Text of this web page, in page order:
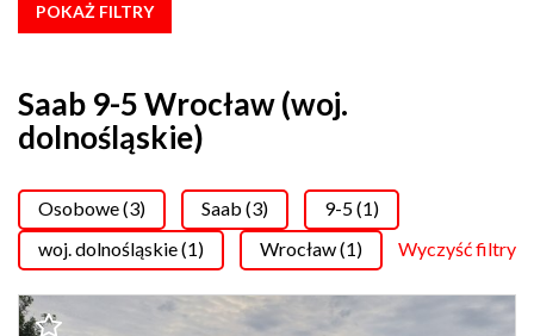
POKAŻ FILTRY
Saab 9-5 Wrocław (woj.
dolnośląskie)
Osobowe (3) Saab (3)
9-5 (1)
woj. dolnośląskie (1)
Wrocław (1) Wyczyść filtry